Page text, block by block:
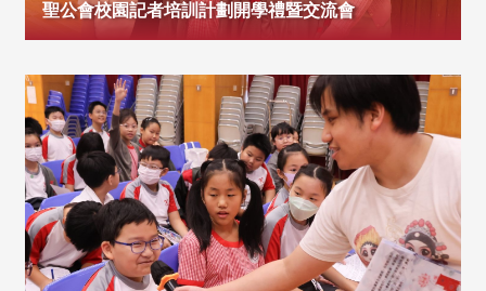
聖公會校園記者培訓計劃開學禮暨交流會